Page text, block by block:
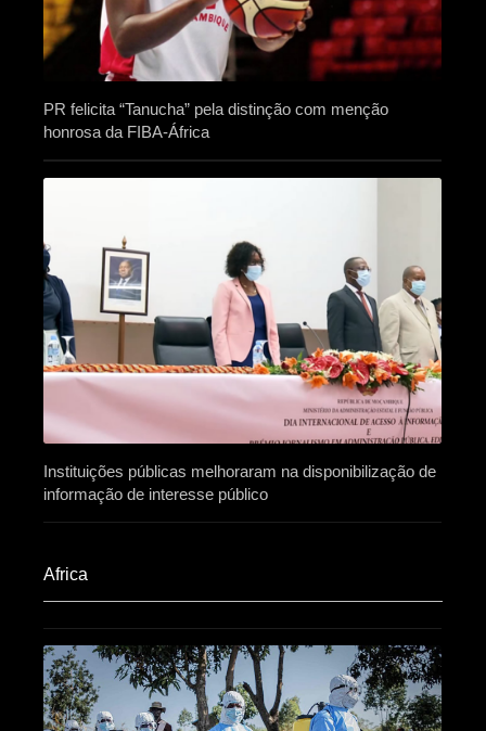
PR felicita “Tanucha” pela distinção com menção
honrosa da FIBA-África
Instituições públicas melhoraram na disponibilização de
informação de interesse público
Africa​